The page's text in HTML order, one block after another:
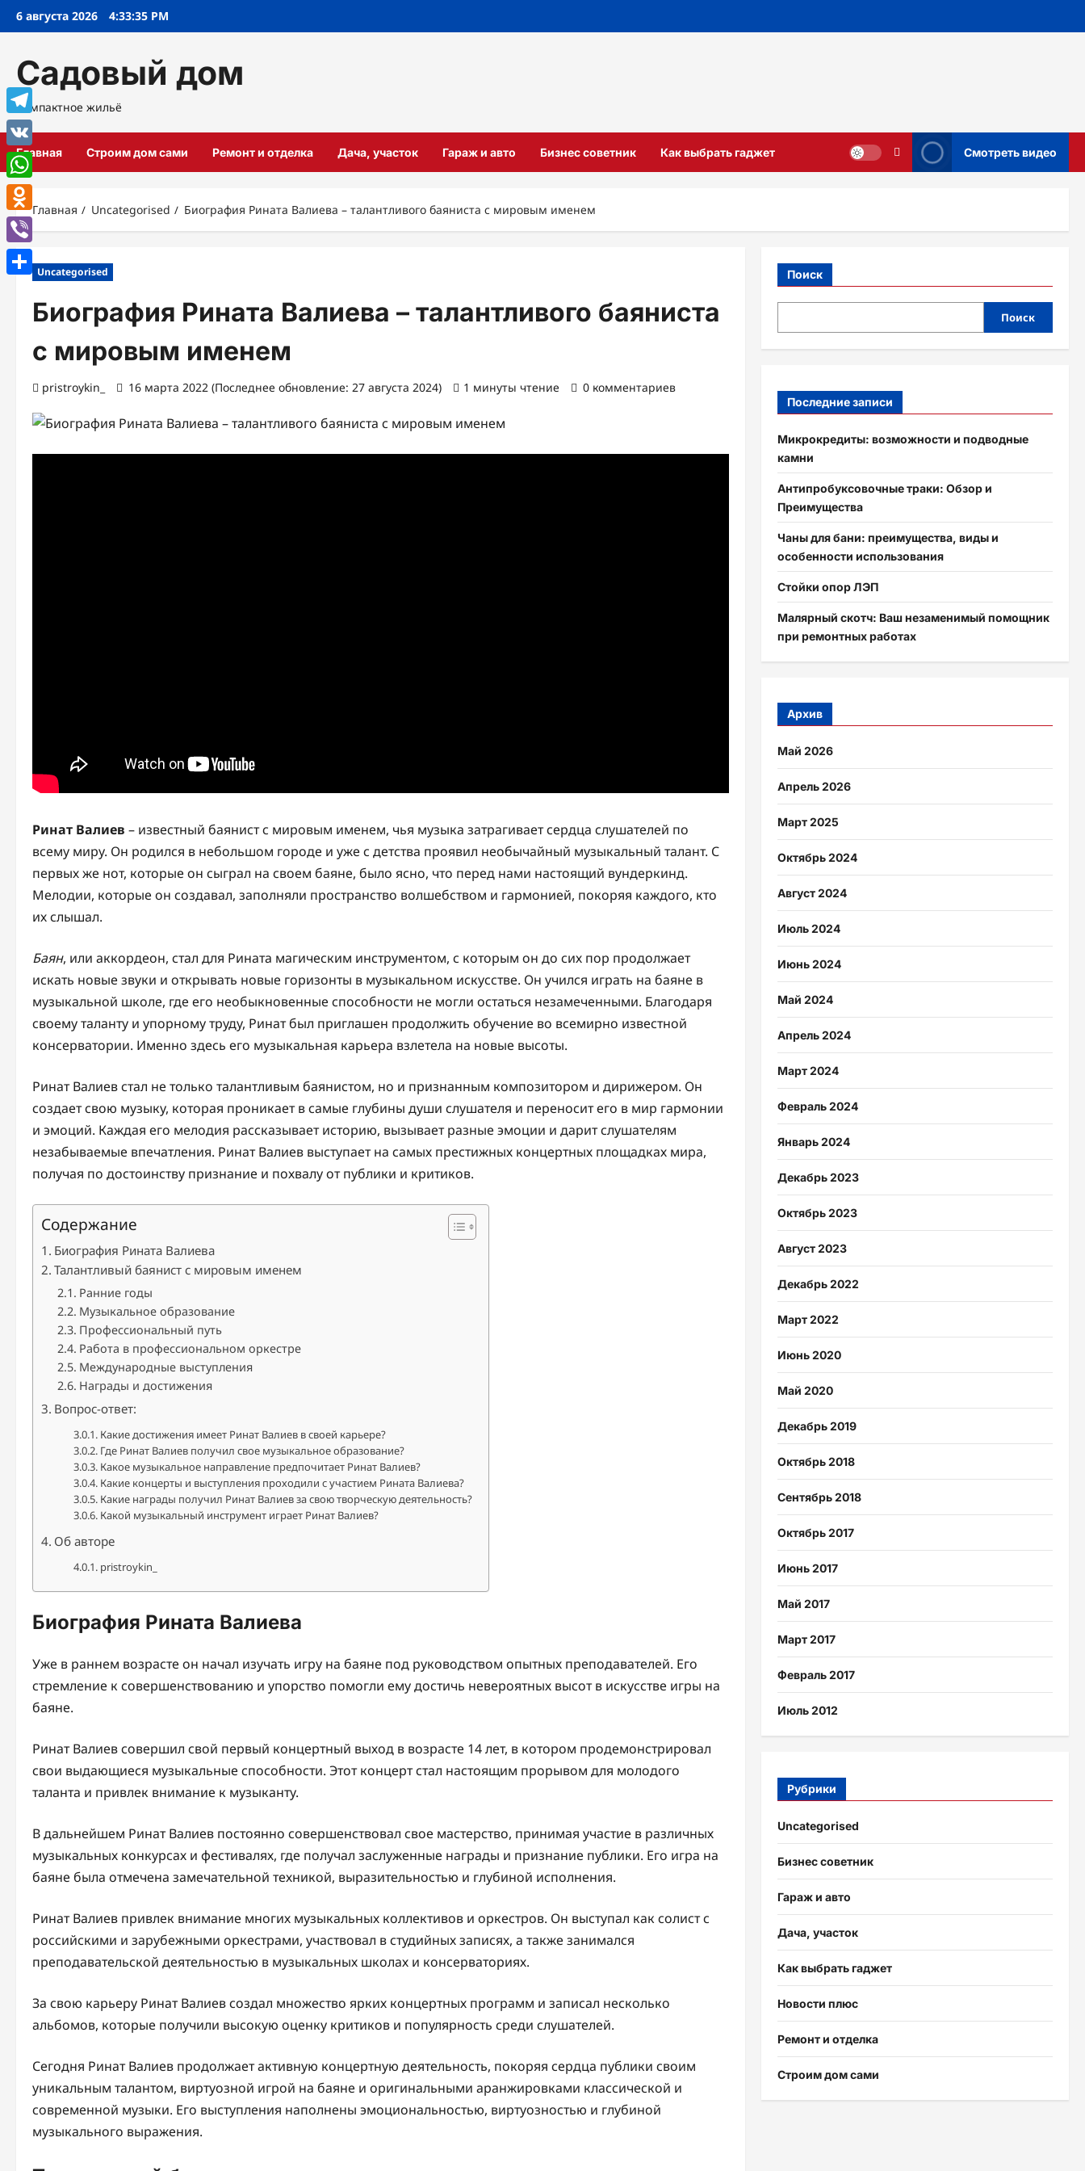
Перейти
6 августа 2026 4:33:36 PM
Садовый дом
Компактное жильё
Главная Строим дом сами Ремонт и отделка Дача, участок Гараж и авто Бизнес советник Как выбрать гаджет Смотреть видео
Главная Uncategorised Биография Рината Валиева – талантливого баяниста с мировым именем
Uncategorised
Биография Рината Валиева – талантливого баяниста
с мировым именем
pristroykin_ 16 марта 2022 (Последнее обновление: 27 августа 2024) 1 минуты чтение 0 комментариев
Ринат Валиев – известный баянист с мировым именем, чья музыка затрагивает сердца слушателей по
всему миру. Он родился в небольшом городе и уже с детства проявил необычайный музыкальный талант. С
первых же нот, которые он сыграл на своем баяне, было ясно, что перед нами настоящий вундеркинд.
Мелодии, которые он создавал, заполняли пространство волшебством и гармонией, покоряя каждого, кто
их слышал.
Баян, или аккордеон, стал для Рината магическим инструментом, с которым он до сих пор продолжает
искать новые звуки и открывать новые горизонты в музыкальном искусстве. Он учился играть на баяне в
музыкальной школе, где его необыкновенные способности не могли остаться незамеченными. Благодаря
своему таланту и упорному труду, Ринат был приглашен продолжить обучение во всемирно известной
консерватории. Именно здесь его музыкальная карьера взлетела на новые высоты.
Ринат Валиев стал не только талантливым баянистом, но и признанным композитором и дирижером. Он
создает свою музыку, которая проникает в самые глубины души слушателя и переносит его в мир гармонии
и эмоций. Каждая его мелодия рассказывает историю, вызывает разные эмоции и дарит слушателям
незабываемые впечатления. Ринат Валиев выступает на самых престижных концертных площадках мира,
получая по достоинству признание и похвалу от публики и критиков.
Содержание
Биография Рината Валиева
Талантливый баянист с мировым именем
Ранние годы
Музыкальное образование
Профессиональный путь
Работа в профессиональном оркестре
Международные выступления
Награды и достижения
Вопрос-ответ:
Какие достижения имеет Ринат Валиев в своей карьере?
Где Ринат Валиев получил свое музыкальное образование?
Какое музыкальное направление предпочитает Ринат Валиев?
Какие концерты и выступления проходили с участием Рината Валиева?
Какие награды получил Ринат Валиев за свою творческую деятельность?
Какой музыкальный инструмент играет Ринат Валиев?
Об авторе
pristroykin_
Биография Рината Валиева
Уже в раннем возрасте он начал изучать игру на баяне под руководством опытных преподавателей. Его
стремление к совершенствованию и упорство помогли ему достичь невероятных высот в искусстве игры на
баяне.
Ринат Валиев совершил свой первый концертный выход в возрасте 14 лет, в котором продемонстрировал
свои выдающиеся музыкальные способности. Этот концерт стал настоящим прорывом для молодого
таланта и привлек внимание к музыканту.
В дальнейшем Ринат Валиев постоянно совершенствовал свое мастерство, принимая участие в различных
музыкальных конкурсах и фестивалях, где получал заслуженные награды и признание публики. Его игра на
баяне была отмечена замечательной техникой, выразительностью и глубиной исполнения.
Ринат Валиев привлек внимание многих музыкальных коллективов и оркестров. Он выступал как солист с
российскими и зарубежными оркестрами, участвовал в студийных записях, а также занимался
преподавательской деятельностью в музыкальных школах и консерваториях.
За свою карьеру Ринат Валиев создал множество ярких концертных программ и записал несколько
альбомов, которые получили высокую оценку критиков и популярность среди слушателей.
Сегодня Ринат Валиев продолжает активную концертную деятельность, покоряя сердца публики своим
уникальным талантом, виртуозной игрой на баяне и оригинальными аранжировками классической и
современной музыки. Его выступления наполнены эмоциональностью, виртуозностью и глубиной
музыкального выражения.
Поиск
Поиск
Последние записи
Микрокредиты: возможности и подводные
камни
Антипробуксовочные траки: Обзор и
Преимущества
Чаны для бани: преимущества, виды и
особенности использования
Стойки опор ЛЭП
Малярный скотч: Ваш незаменимый помощник
при ремонтных работах
Архив
Май 2026
Апрель 2026
Март 2025
Октябрь 2024
Август 2024
Июль 2024
Июнь 2024
Май 2024
Апрель 2024
Март 2024
Февраль 2024
Январь 2024
Декабрь 2023
Октябрь 2023
Август 2023
Декабрь 2022
Март 2022
Июнь 2020
Май 2020
Декабрь 2019
Октябрь 2018
Сентябрь 2018
Октябрь 2017
Июнь 2017
Май 2017
Март 2017
Февраль 2017
Июль 2012
Рубрики
Uncategorised
Бизнес советник
Гараж и авто
Дача, участок
Как выбрать гаджет
Новости плюс
Ремонт и отделка
Строим дом сами
Telegram
VK
WhatsApp
Odnoklassniki
Viber